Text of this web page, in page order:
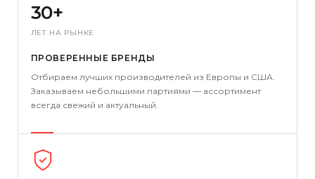
30+
ЛЕТ НА РЫНКЕ
ПРОВЕРЕННЫЕ БРЕНДЫ
Отбираем лучших производителей из Европы и США.
Заказываем небольшими партиями — ассортимент
всегда свежий и актуальный.